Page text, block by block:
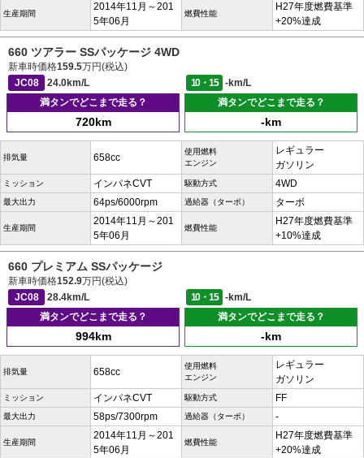
生産期間
2014年11月～201
5年06月
燃費性能
H27年度燃費基準
+20%達成
660 ツアラー SSパッケージ 4WD
新車時価格159.5万円(税込)
JC08
24.0km/L 10・15
-km/L
満タンでどこまで走る？
720km
満タンでどこまで走る？
-km
排気量 658cc
使用燃料
エンジン
レギュラー
ガソリン
ミッション インパネCVT 駆動方式 4WD
最大出力 64ps/6000rpm 過給器（ターボ） ターボ
生産期間
2014年11月～201
5年06月
燃費性能
H27年度燃費基準
+10%達成
660 プレミアム SSパッケージ
新車時価格152.9万円(税込)
JC08
28.4km/L 10・15
-km/L
満タンでどこまで走る？
994km
満タンでどこまで走る？
-km
排気量 658cc
使用燃料
エンジン
レギュラー
ガソリン
ミッション インパネCVT 駆動方式 FF
最大出力 58ps/7300rpm 過給器（ターボ） -
生産期間
2014年11月～201
5年06月
燃費性能
H27年度燃費基準
+20%達成